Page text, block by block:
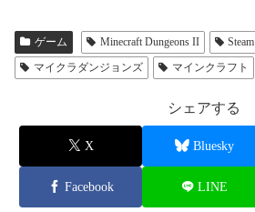
ゲーム Minecraft Dungeons II Steam
マイクラダンジョンズ
マインクラフト
シェアする
X Bluesky
Facebook LINE